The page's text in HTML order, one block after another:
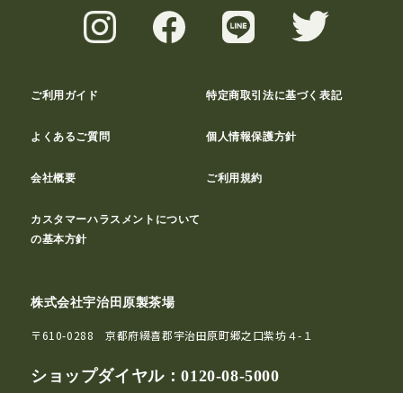
ご利用ガイド 特定商取引法に基づく表記
よくあるご質問 個人情報保護方針
会社概要 ご利用規約
カスタマーハラスメントについて
の基本方針
株式会社宇治田原製茶場
〒610-0288 京都府綴喜郡宇治田原町郷之口紫坊４-１
ショップダイヤル：0120-08-5000